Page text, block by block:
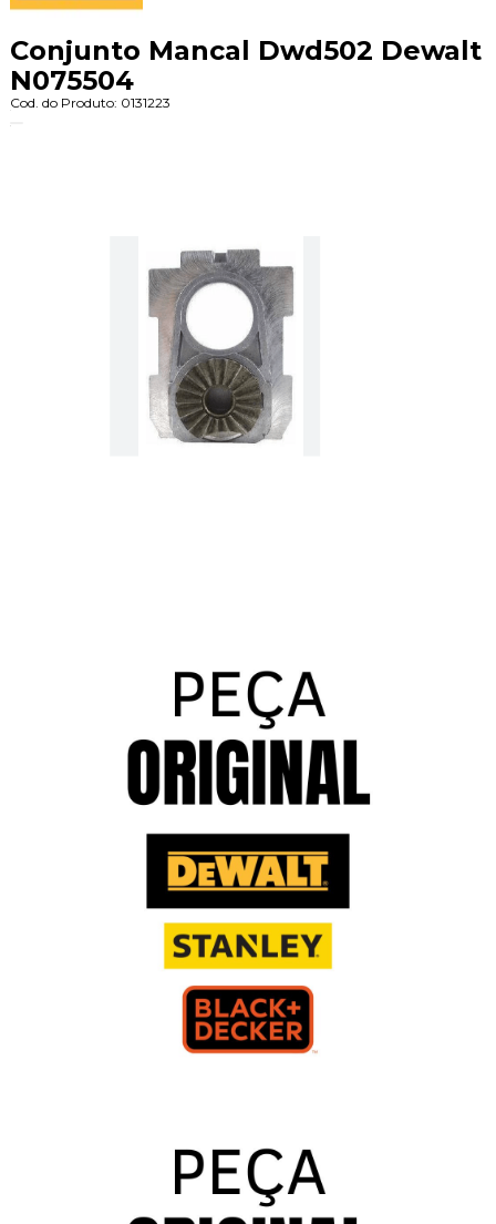
Conjunto Mancal Dwd502 Dewalt
N075504
Cod. do Produto: 0131223